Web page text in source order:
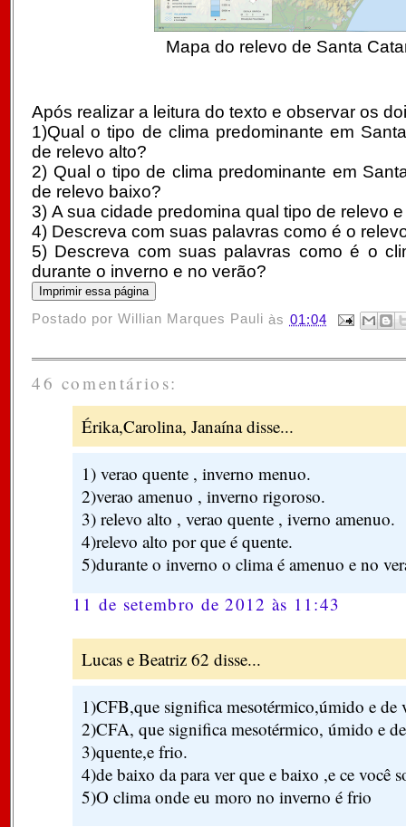
Mapa do relevo de Santa
Após realizar a leitura do texto e observar os
1)Qual o tipo de clima predominante em
de relevo alto?
2) Qual o tipo de clima predominante em
de relevo baixo?
3) A sua cidade predomina qual tipo de relevo
4) Descreva com suas palavras como é o
5) Descreva com suas palavras como é o
durante o inverno e no verão?
Postado porWillian Marques Pauli às 01:04
46 comentários:
Érika,Carolina, Janaína disse...
1) verao quente , inverno menuo.
2)verao amenuo , inverno rigoroso.
3) relevo alto , verao quente , iverno amenuo.
4)relevo alto por que é quente.
5)durante o inverno o clima é amenuo e no
11 de setembro de 2012 às 11:43
Lucas e Beatriz 62 disse...
1)CFB,que significa mesotérmico,úmido e de
2)CFA, que significa mesotérmico, úmido e
3)quente,e frio.
4)de baixo da para ver que e baixo ,e ce você
5)O clima onde eu moro no inverno é frio